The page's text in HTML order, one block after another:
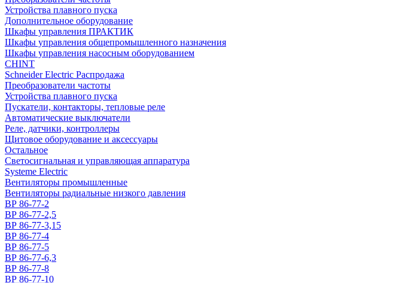
Устройства плавного пуска
Дополнительное оборудование
Шкафы управления ПРАКТИК
Шкафы управления общепромышленного назначения
Шкафы управления насосным оборудованием
CHINT
Schneider Electric Распродажа
Преобразователи частоты
Устройства плавного пуска
Пускатели, контакторы, тепловые реле
Автоматические выключатели
Реле, датчики, контроллеры
Щитовое оборудование и аксессуары
Остальное
Светосигнальная и управляющая аппаратура
Systeme Electric
Вентиляторы промышленные
Вентиляторы радиальные низкого давления
ВР 86-77-2
ВР 86-77-2,5
ВР 86-77-3,15
ВР 86-77-4
ВР 86-77-5
ВР 86-77-6,3
ВР 86-77-8
ВР 86-77-10